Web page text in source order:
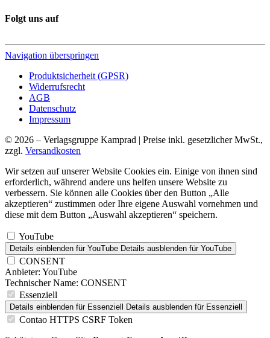
Folgt uns auf
Navigation überspringen
Produktsicherheit (GPSR)
Widerrufsrecht
AGB
Datenschutz
Impressum
© 2026 – Verlagsgruppe Kamprad | Preise inkl. gesetzlicher MwSt.,
zzgl. Versandkosten
Wir setzen auf unserer Website Cookies ein. Einige von ihnen sind
erforderlich, während andere uns helfen unsere Website zu
verbessern. Sie können alle Cookies über den Button „Alle
akzeptieren“ zustimmen oder Ihre eigene Auswahl vornehmen und
diese mit dem Button „Auswahl akzeptieren“ speichern.
YouTube
Details einblenden für YouTube Details ausblenden für YouTube
CONSENT
Anbieter: YouTube
Technischer Name: CONSENT
Essenziell
Details einblenden für Essenziell Details ausblenden für Essenziell
Contao HTTPS CSRF Token